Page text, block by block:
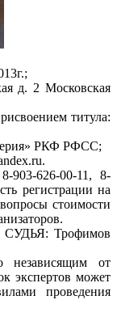
д. 2 Московская
титула:
РКФ РФСС;
903-626-00-11, 8-
регистрации на
стоимости
СУДЬЯ: Трофимов
независящим от
экспертов может
проведения